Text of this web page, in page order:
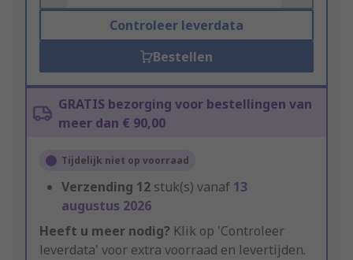
Controleer leverdata
Bestellen
GRATIS bezorging voor bestellingen van
meer dan € 90,00
Tijdelijk niet op voorraad
Verzending 12 stuk(s) vanaf 13
augustus 2026
Heeft u meer nodig? Klik op 'Controleer
leverdata' voor extra voorraad en levertijden.